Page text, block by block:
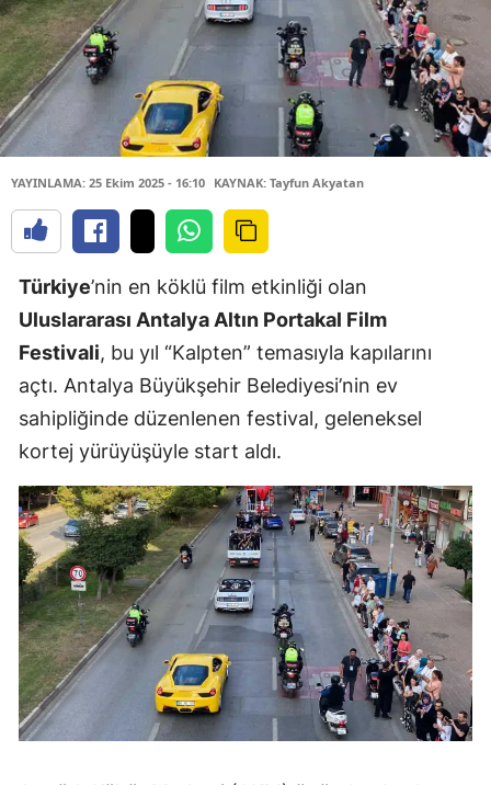
YAYINLAMA: 25 Ekim 2025 - 16:10 KAYNAK: Tayfun Akyatan
Türkiye’nin en köklü film etkinliği olan
Uluslararası Antalya Altın Portakal Film
Festivali, bu yıl “Kalpten” temasıyla kapılarını
açtı. Antalya Büyükşehir Belediyesi’nin ev
sahipliğinde düzenlenen festival, geleneksel
kortej yürüyüşüyle start aldı.